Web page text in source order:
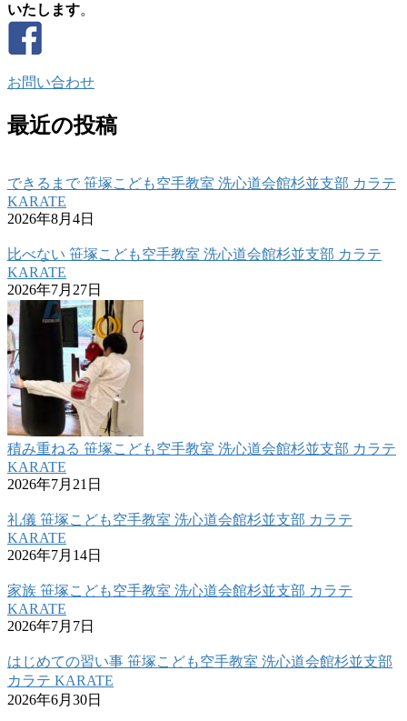
いたします。
お問い合わせ
最近の投稿
できるまで 笹塚こども空手教室 洗心道会館杉並支部 カラテ
KARATE
2026年8月4日
比べない 笹塚こども空手教室 洗心道会館杉並支部 カラテ
KARATE
2026年7月27日
積み重ねる 笹塚こども空手教室 洗心道会館杉並支部 カラテ
KARATE
2026年7月21日
礼儀 笹塚こども空手教室 洗心道会館杉並支部 カラテ
KARATE
2026年7月14日
家族 笹塚こども空手教室 洗心道会館杉並支部 カラテ
KARATE
2026年7月7日
はじめての習い事 笹塚こども空手教室 洗心道会館杉並支部
カラテ KARATE
2026年6月30日